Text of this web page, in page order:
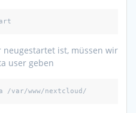
neugestartet ist, müssen wir
user geben
/var/www/nextcloud/